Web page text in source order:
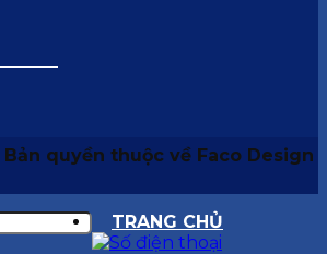
Bản quyền thuộc về Faco Design
TRANG CHỦ